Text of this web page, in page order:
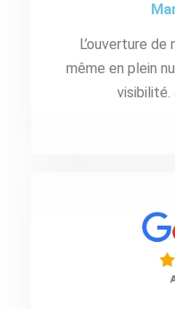
L’ouverture
même en plein
visibilité.